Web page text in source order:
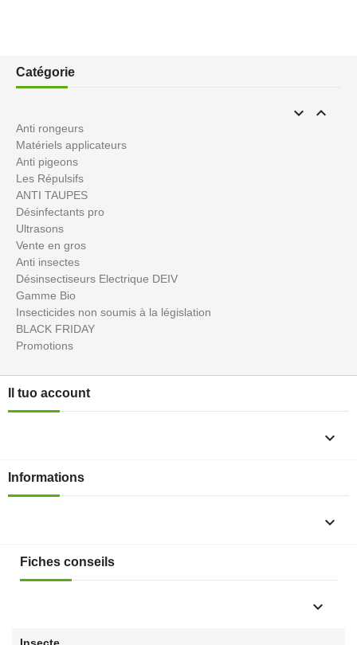
Catégorie
 
Anti rongeurs
Matériels applicateurs
Anti pigeons
Les Répulsifs
ANTI TAUPES
Désinfectants pro
Ultrasons
Vente en gros
Anti insectes
Désinsectiseurs Electrique DEIV
Gamme Bio
Insecticides non soumis à la législation
BLACK FRIDAY
Promotions
Il tuo account

Informations

Fiches conseils
